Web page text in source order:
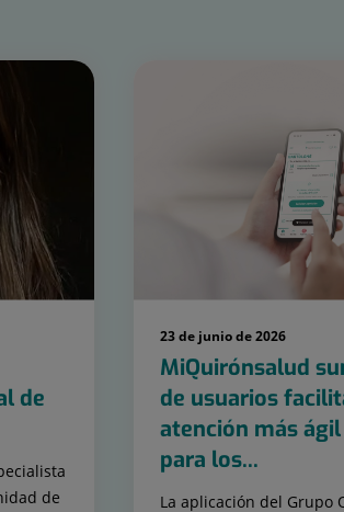
de
de
23 de junio de 2026
MiQuirónsalud
de usuarios
atención más
para los...
La aplicación del Grupo